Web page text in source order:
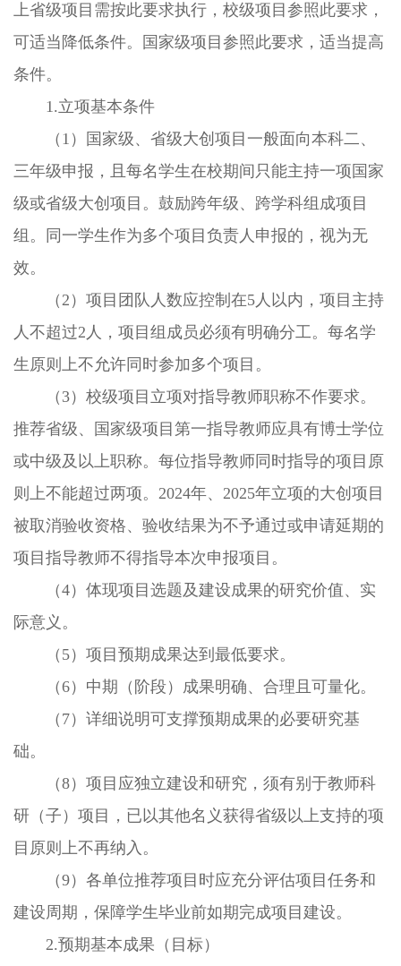
上省级项目需按此要求执行，校级项目参照此要求，
可适当降低条件。国家级项目参照此要求，适当提高
条件。
1.立项基本条件
（1）国家级、省级大创项目一般面向本科二、
三年级申报，且每名学生在校期间只能主持一项国家
级或省级大创项目。鼓励跨年级、跨学科组成项目
组。同一学生作为多个项目负责人申报的，视为无
效。
（2）项目团队人数应控制在5人以内，项目主持
人不超过2人，项目组成员必须有明确分工。每名学
生原则上不允许同时参加多个项目。
（3）校级项目立项对指导教师职称不作要求。
推荐省级、国家级项目第一指导教师应具有博士学位
或中级及以上职称。每位指导教师同时指导的项目原
则上不能超过两项。2024年、2025年立项的大创项目
被取消验收资格、验收结果为不予通过或申请延期的
项目指导教师不得指导本次申报项目。
（4）体现项目选题及建设成果的研究价值、实
际意义。
（5）项目预期成果达到最低要求。
（6）中期（阶段）成果明确、合理且可量化。
（7）详细说明可支撑预期成果的必要研究基
础。
（8）项目应独立建设和研究，须有别于教师科
研（子）项目，已以其他名义获得省级以上支持的项
目原则上不再纳入。
（9）各单位推荐项目时应充分评估项目任务和
建设周期，保障学生毕业前如期完成项目建设。
2.预期基本成果（目标）